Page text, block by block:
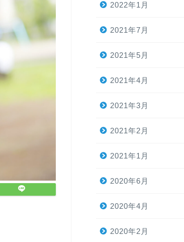
2022年1月
2021年7月
2021年5月
2021年4月
2021年3月
2021年2月
2021年1月
2020年6月
2020年4月
2020年2月